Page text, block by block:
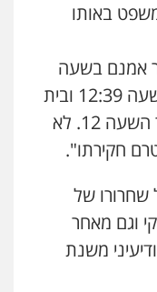
שרקי
מרב"ד
אסירים
באותו
אמנם בשעה
09:30 אך החקירה שלו היתה בשעה 12:39 ובית
המשפט לא מקבל בקשות לאחר השעה 12. לא
חקירתו".
שחרורו של
וגם מאחר
משנת